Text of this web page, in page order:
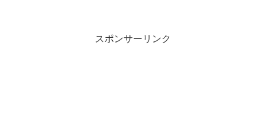
スポンサーリンク